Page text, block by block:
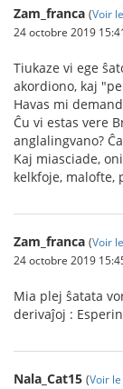
Zam_franca (Voir
24 octobre 2019
Tiukaze vi ege
akordiono, kaj
Havas mi
Ĉu vi estas vere
anglalingvano?
Kaj miasciade,
kelkfoje, malofte,
Zam_franca (Voir
24 octobre 2019
Mia plej ŝatata
derivaĵoj :
Nala_Cat15 (Voir